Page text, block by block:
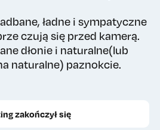
ładne i sympatyczne
czują się przed kamerą.
dłonie i naturalne(lub
naturalne) paznokcie.
zakończył się